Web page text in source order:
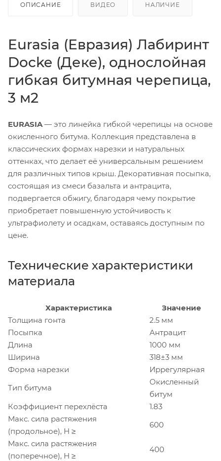
ОПИСАНИЕ ВИДЕО НАЛИЧИЕ
Eurasia (Евразия) Лабиринт
Docke (Деке), однослойная
гибкая битумная черепица,
3 м2
EURASIA— это линейка гибкой черепицы на основе
окисленного битума. Коллекция представлена в
классических формах нарезки и натуральных
оттенках, что делает её универсальным решением
для различных типов крыш. Декоративная посыпка,
состоящая из смеси базальта и антрацита,
подвергается обжигу, благодаря чему покрытие
приобретает повышенную устойчивость к
ультрафиолету и осадкам, оставаясь доступным по
цене.
Технические характеристики
материала
Характеристика
Значение
Толщина гонта
2.5 мм
Посыпка
Антрацит
Длина
1000 мм
Ширина
318±3 мм
Форма нарезки
Иррегулярная
Тип битума
Окисленный
битум
Коэффициент перехлёста
1.83
Макс. сила растяжения
(продольное), Н ≥
600
Макс. сила растяжения
(поперечное), Н ≥
400